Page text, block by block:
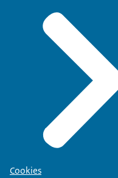
Cookies